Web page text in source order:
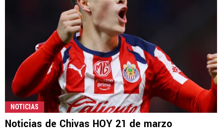
NOTICIAS
Noticias de Chivas HOY 21 de marzo